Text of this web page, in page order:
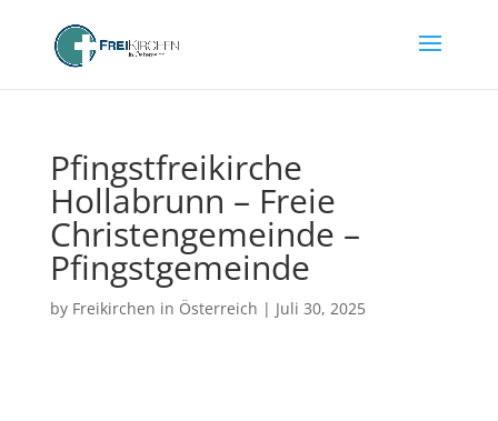
Pfingstfreikirche
Hollabrunn – Freie
Christengemeinde –
Pfingstgemeinde
by Freikirchen in Österreich | Juli 30, 2025